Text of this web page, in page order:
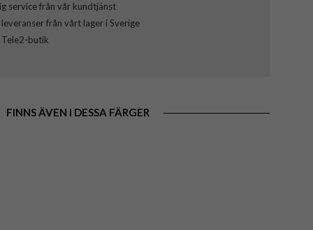
service från vår kundtjänst
från vårt lager i Sverige
butik
FINNS ÄVEN I DESSA FÄRGER